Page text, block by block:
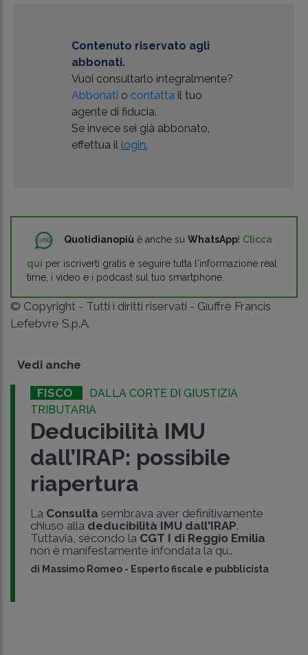
Contenuto riservato agli
abbonati.
Vuoi consultarlo integralmente?
Abbonati o contatta il tuo
agente di fiducia.
Se invece sei già abbonato,
effettua il login.
Quotidianopiù è anche su WhatsApp! Clicca
qui per iscriverti gratis e seguire tutta l'informazione real
time, i video e i podcast sul tuo smartphone.
© Copyright - Tutti i diritti riservati - Giuffrè Francis
Lefebvre S.p.A.
Vedi anche
FISCO
DALLA CORTE DI GIUSTIZIA
TRIBUTARIA
Deducibilità IMU
dall’IRAP: possibile
riapertura
La Consulta sembrava aver definitivamente
chiuso alla deducibilità IMU dall'IRAP.
Tuttavia, secondo la CGT I di Reggio Emilia
non è manifestamente infondata la qu..
di Massimo Romeo - Esperto fiscale e pubblicista